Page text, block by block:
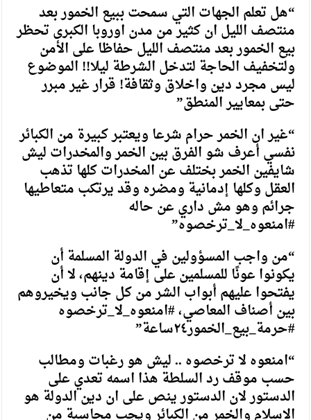
“هل تعلم الجهات التي سمحت ببيع الخمور بعد
منتصف الليل ان كثير من مدن اوروبا الكبرى تحظر
بيع الخمور بعد منتصف الليل حفاظا على الأمن
ولتخفيف الحاجة لتدخل الشرطة ليلا!! الموضوع
ليس مجرد دين واخلاق وثقافة! قرار غير مبرر
حتى بمعايير المنطق”
“غير ان الخمر حرام شرعا ويعتبر كبيرة من الكبائر
نفسي أعرف شو الفرق بين الخمر والمخدرات ليش
شايفين الخمر بختلف عن المخدرات كلها تذهب
العقل وكلها إدمانية ومضره وقد يرتكب متعاطيها
جرائم وهو مش داري عن حاله
#امنعوه_لا_ترخصوه”
“من واجب المسؤولين في الدولة المسلمة أن
يكونوا عونًا للمسلمين على إقامة دينهم، لا أن
يفتحوا عليهم أبواب الشر من كل جانب ويخيروهم
بين أصناف المعاصي، #امنعوه_لا_ترخصوه
#حرمة_بيع_الخمور٢٤ساعة”
“امنعوه لا ترخصوه .. ليش هو رغبات ومطالب
حسب موقف رد السلطة هذا اسمه تعدي على
الدستور لان الدستور ينص على ان دين الدولة هو